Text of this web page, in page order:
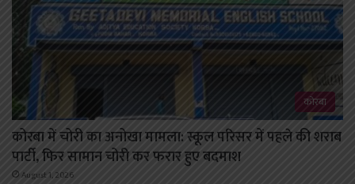
कोरबा
कोरबा में चोरी का अनोखा मामला: स्कूल परिसर में पहले की शराब
पार्टी, फिर सामान चोरी कर फरार हुए बदमाश
August 1, 2026